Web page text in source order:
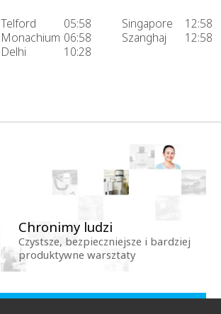
Telford
05:58
Monachium 06:58
Delhi
10:28
Singapore
12:58
Szanghaj
12:58
Chronimy ludzi
Czystsze, bezpieczniejsze i bardziej
produktywne warsztaty